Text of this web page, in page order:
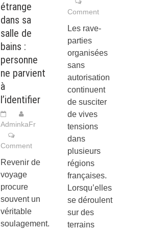
étrange
dans sa
salle de
bains :
personne
ne parvient
à
l’identifier
AdminkaFr
Comment
Revenir de
voyage
procure
souvent un
véritable
soulagement.
Comment
Les rave-
parties
organisées
sans
autorisation
continuent
de susciter
de vives
tensions
dans
plusieurs
régions
françaises.
Lorsqu’elles
se déroulent
sur des
terrains